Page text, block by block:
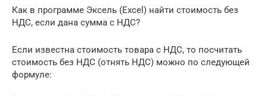
Как в программе Эксель (Excel) найти стоимость без
НДС, если дана сумма с НДС?
Если известна стоимость товара с НДС, то посчитать
стоимость без НДС (отнять НДС) можно по следующей
формуле: